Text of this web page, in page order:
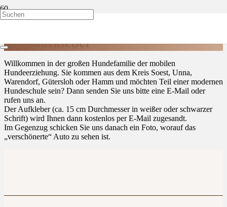
Kostenloser „Hundenamen –
Autoaufkleber“
Willkommen in der großen Hundefamilie der mobilen
Hundeerziehung. Sie kommen aus dem Kreis Soest, Unna,
Warendorf, Gütersloh oder Hamm und möchten Teil einer modernen
Hundeschule sein? Dann senden Sie uns bitte eine E-Mail oder
rufen uns an.
Der Aufkleber (ca. 15 cm Durchmesser in weißer oder schwarzer
Schrift) wird Ihnen dann kostenlos per E-Mail zugesandt.
Im Gegenzug schicken Sie uns danach ein Foto, worauf das
„verschönerte“ Auto zu sehen ist.